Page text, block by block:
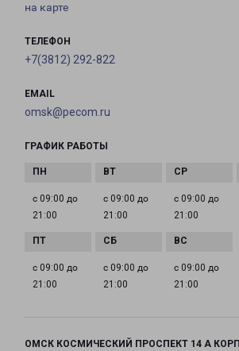
на карте
ТЕЛЕФОН
+7(3812) 292-822
EMAIL
omsk@pecom.ru
ГРАФИК РАБОТЫ
с 09:00 до
21:00
с 09:00 до
21:00
с 09:00 до
21:00
с 09:00 до
21:00
с 09:00 до
21:00
с 09:00 до
21:00
ОМСК КОСМИЧЕСКИЙ ПРОСПЕКТ 14 А